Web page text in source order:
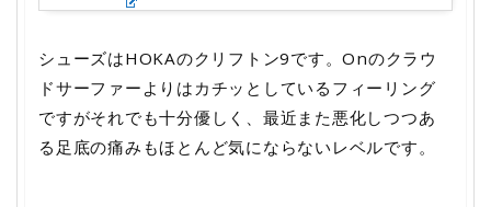
シューズはHOKAのクリフトン9です。Onのクラウ
ドサーファーよりはカチッとしているフィーリング
ですがそれでも十分優しく、最近また悪化しつつあ
る足底の痛みもほとんど気にならないレベルです。